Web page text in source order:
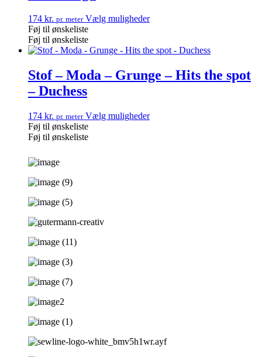
174 kr. pr. meter Vælg muligheder
Føj til ønskeliste
Føj til ønskeliste
Stof – Moda – Grunge – Hits the spot
– Duchess
174 kr. pr. meter Vælg muligheder
Føj til ønskeliste
Føj til ønskeliste